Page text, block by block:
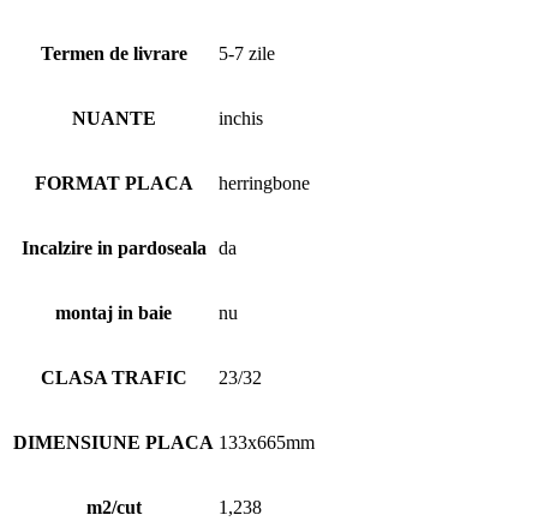
Termen de livrare 5-7 zile
NUANTE inchis
FORMAT PLACA herringbone
Incalzire in pardoseala da
montaj in baie nu
CLASA TRAFIC 23/32
DIMENSIUNE PLACA 133x665mm
m2/cut 1,238